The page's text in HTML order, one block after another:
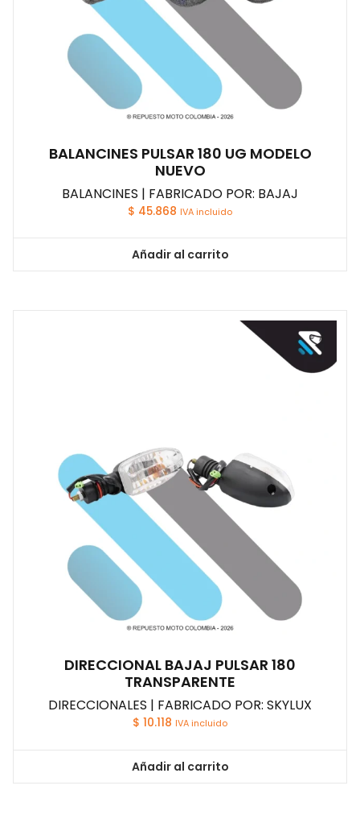
BALANCINES PULSAR 180 UG MODELO
NUEVO
BALANCINES | FABRICADO POR: BAJAJ
$ 45.868 IVA incluido
Añadir al carrito
DIRECCIONAL BAJAJ PULSAR 180
TRANSPARENTE
DIRECCIONALES | FABRICADO POR: SKYLUX
$ 10.118 IVA incluido
Añadir al carrito